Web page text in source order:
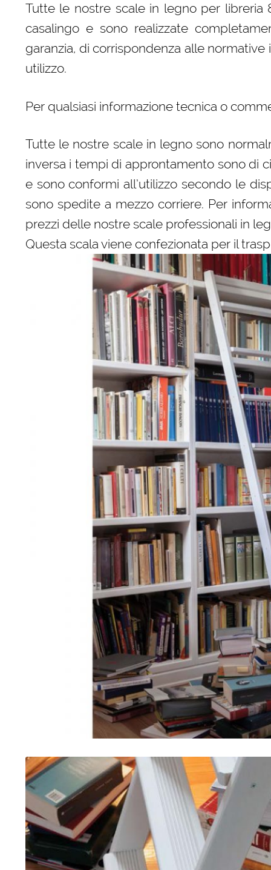
Tutte le nostre scale in legno per libreria
casalingo e sono realizzate
garanzia, di corrispondenza alle
utilizzo.
Per qualsiasi informazione tecnica o
Tutte le nostre scale in legno sono
inversa i tempi di approntamento sono di
e sono conformi all’utilizzo secondo le
sono spedite a mezzo corriere. Per
prezzi delle nostre scale professionali in
Questa scala viene confezionata per il